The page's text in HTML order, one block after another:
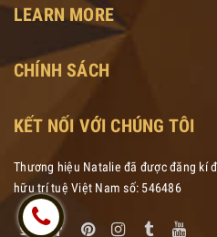
LEARN MORE
CHÍNH SÁCH
KẾT NỐI VỚI CHÚNG TÔI
Thương hiệu Natalie đã được đăng kí
hữu trí tuệ Việt Nam số: 546486